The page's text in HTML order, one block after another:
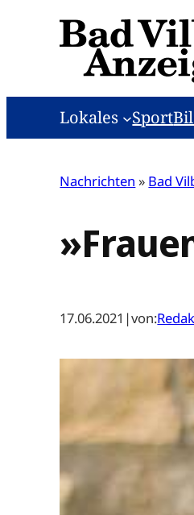
Lokales Sport
Nachrichten » Bad
17.06.2021 |von: